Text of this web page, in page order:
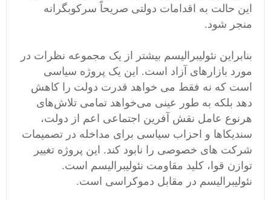
این حالت به اقدامات دولتی صریحاً سرکوبگرانه
منجر شود.
بنابراین نئولیبرالیسم بیشتر از یک مجموعه نظرات در
مورد بازارهای آزاد است. این یک پروژه سیاسی
است که نه فقط می خواهد قدرت دولت را کاهش
دهد بلکه به طور عینی می‌خواهد تمامی تلاش‌های
هرنوع عامل نقش آفرین اجتماعی اعم از دولت،
سندیکاها و احزاب سیاسی برای مداخله در تصمیمات
شرکت های خصوصی را نابود کند. این پروژه تغییر
توازن قوا، کلید مقاومت نئولیبرالیسم است.
نئولیبرالیسم در مقابل دموکراسی است.